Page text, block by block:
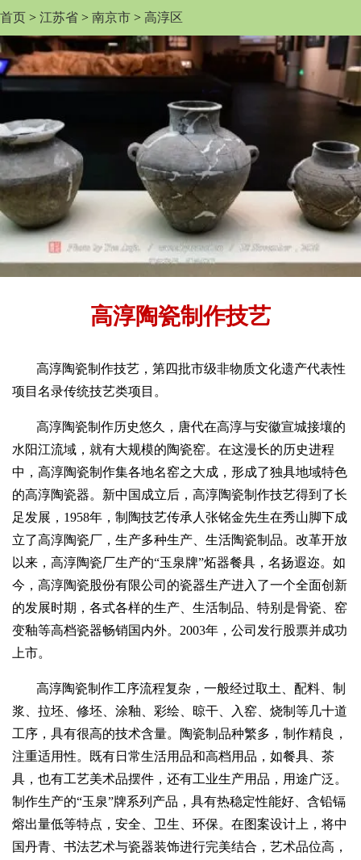
首页 > 江苏省 > 南京市 > 高淳区
高淳陶瓷制作技艺
高淳陶瓷制作技艺，第四批市级非物质文化遗产代表性
项目名录传统技艺类项目。
高淳陶瓷制作历史悠久，唐代在高淳与安徽宣城接壤的
水阳江流域，就有大规模的陶瓷窑。在这漫长的历史进程
中，高淳陶瓷制作集各地名窑之大成，形成了独具地域特色
的高淳陶瓷器。新中国成立后，高淳陶瓷制作技艺得到了长
足发展，1958年，制陶技艺传承人张铭金先生在秀山脚下成
立了高淳陶瓷厂，生产多种生产、生活陶瓷制品。改革开放
以来，高淳陶瓷厂生产的“玉泉牌”炻器餐具，名扬遐迩。如
今，高淳陶瓷股份有限公司的瓷器生产进入了一个全面创新
的发展时期，各式各样的生产、生活制品、特别是骨瓷、窑
变釉等高档瓷器畅销国内外。2003年，公司发行股票并成功
上市。
高淳陶瓷制作工序流程复杂，一般经过取土、配料、制
浆、拉坯、修坯、涂釉、彩绘、晾干、入窑、烧制等几十道
工序，具有很高的技术含量。陶瓷制品种繁多，制作精良，
注重适用性。既有日常生活用品和高档用品，如餐具、茶
具，也有工艺美术品摆件，还有工业生产用品，用途广泛。
制作生产的“玉泉”牌系列产品，具有热稳定性能好、含铅镉
熔出量低等特点，安全、卫生、环保。在图案设计上，将中
国丹青、书法艺术与瓷器装饰进行完美结合，艺术品位高，